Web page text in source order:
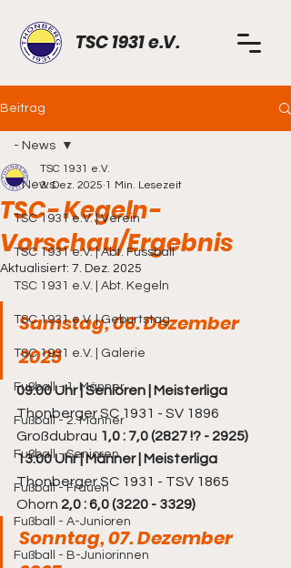
TSC 1931 e.V.
Beitrag
- News
TSC 1931 e.V. | Verein
TSC 1931 e.V. | Abt. Fussball
TSC 1931 e.V. | Abt. Kegeln
TSC 1931 e.V. | Geburtstag
TSC 1931 e.V. | Galerie
Fußball - 1. Männer
Fußball - 2. Männer
Fußball - Senioren
Fußball - Frauen
Fußball - A-Junioren
Fußball - B-Juniorinnen
- News
TSC- Kegeln-
Vorschau/Ergebnis
TSC 1931 e.V.
3. Dez. 2025 1 Min. Lesezeit
Aktualisiert: 7. Dez. 2025
Samstag, 06. Dezember
2025
09:00 Uhr | Senioren | Meisterliga
Thonberger SC 1931 - SV 1896
Großdubrau 1,0 : 7,0 (2827 !? - 2925)
13:00 Uhr | Männer | Meisterliga
Thonberger SC 1931 - TSV 1865
Ohorn 2,0 : 6,0 (3220 - 3329)
Sonntag, 07. Dezember